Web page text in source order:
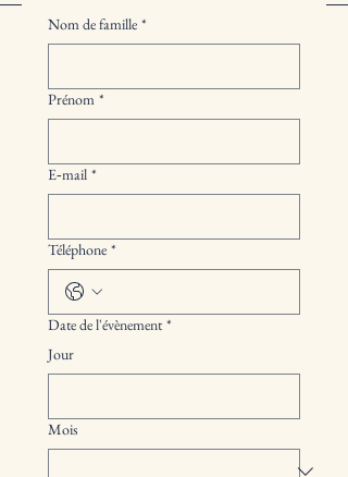
Nom de famille *
Prénom *
E‑mail *
Téléphone *
Date de l'évènement *
Jour
Mois